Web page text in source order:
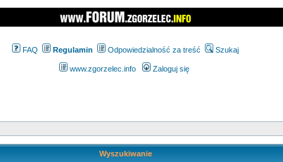
FAQ Regulamin Odpowiedzialność za treść Szukaj
www.zgorzelec.info Zaloguj się
Wyszukiwanie